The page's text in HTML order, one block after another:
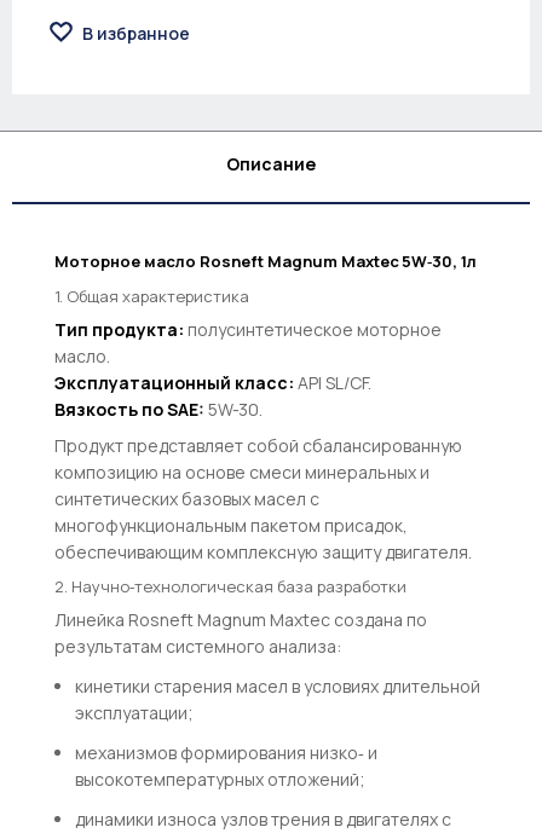
В избранное
Описание
Моторное масло Rosneft Magnum Maxtec 5W‑30, 1л
1. Общая характеристика
Тип продукта: полусинтетическое моторное
масло.
Эксплуатационный класс: API SL/CF.
Вязкость по SAE: 5W-30.
Продукт представляет собой сбалансированную
композицию на основе смеси минеральных и
синтетических базовых масел с
многофункциональным пакетом присадок,
обеспечивающим комплексную защиту двигателя.
2. Научно‑технологическая база разработки
Линейка Rosneft Magnum Maxtec создана по
результатам системного анализа:
кинетики старения масел в условиях длительной
эксплуатации;
механизмов формирования низко‑ и
высокотемпературных отложений;
динамики износа узлов трения в двигателях с